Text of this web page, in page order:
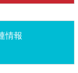
情報